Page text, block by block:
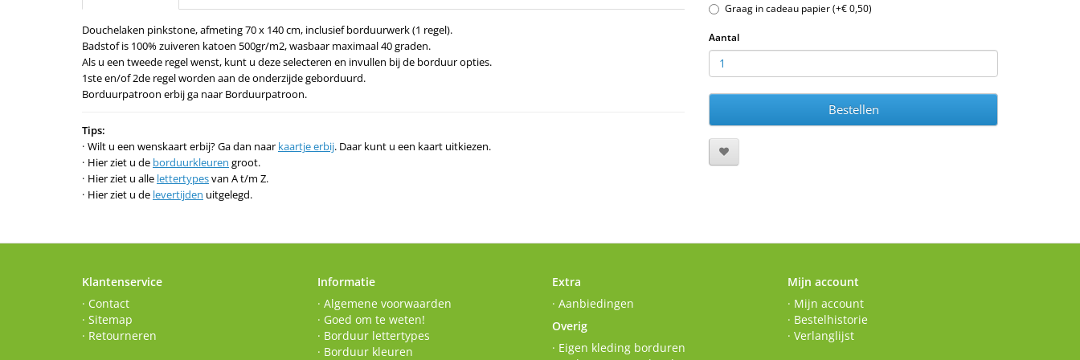
Douchelaken pinkstone, afmeting 70 x 140 cm, inclusief borduurwerk (1 regel).
Badstof is 100% zuiveren katoen 500gr/m2, wasbaar maximaal 40 graden.
Als u een tweede regel wenst, kunt u deze selecteren en invullen bij de borduur opties.
1ste en/of 2de regel worden aan de onderzijde geborduurd.
Borduurpatroon erbij ga naar Borduurpatroon.
Tips:
Wilt u een wenskaart erbij? Ga dan naar kaartje erbij. Daar kunt u een kaart uitkiezen.
Hier ziet u de borduurkleuren groot.
Hier ziet u alle lettertypesvan A t/m Z.
Hier ziet u de levertijden uitgelegd.
Graag in cadeau papier (+€ 0,50)
Aantal
Bestellen
Klantenservice
· Contact
· Sitemap
· Retourneren
Informatie
· Algemene voorwaarden
· Goed om te weten!
· Borduur lettertypes
· Borduur kleuren
Extra
· Aanbiedingen
Overig
· Eigen kleding borduren
Mijn account
· Mijn account
· Bestelhistorie
· Verlanglijst